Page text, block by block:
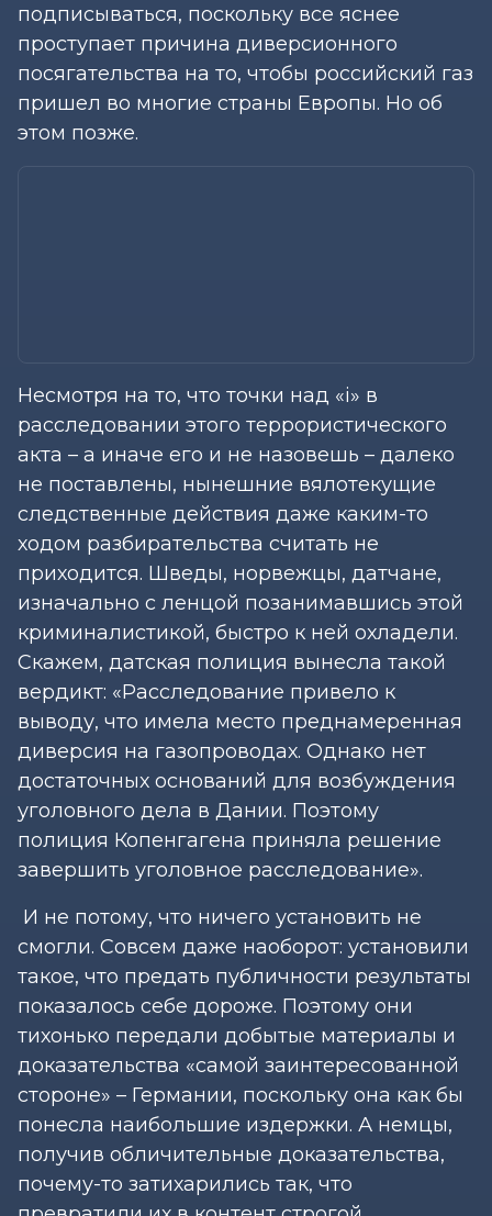
подписываться, поскольку все яснее
проступает причина диверсионного
посягательства на то, чтобы российский газ
пришел во многие страны Европы. Но об
этом позже.
Несмотря на то, что точки над «і» в
расследовании этого террористического
акта – а иначе его и не назовешь – далеко
не поставлены, нынешние вялотекущие
следственные действия даже каким-то
ходом разбирательства считать не
приходится. Шведы, норвежцы, датчане,
изначально с ленцой позанимавшись этой
криминалистикой, быстро к ней охладели.
Скажем, датская полиция вынесла такой
вердикт: «Расследование привело к
выводу, что имела место преднамеренная
диверсия на газопроводах. Однако нет
достаточных оснований для возбуждения
уголовного дела в Дании. Поэтому
полиция Копенгагена приняла решение
завершить уголовное расследование».
И не потому, что ничего установить не
смогли. Совсем даже наоборот: установили
такое, что предать публичности результаты
показалось себе дороже. Поэтому они
тихонько передали добытые материалы и
доказательства «самой заинтересованной
стороне» – Германии, поскольку она как бы
понесла наибольшие издержки. А немцы,
получив обличительные доказательства,
почему-то затихарились так, что